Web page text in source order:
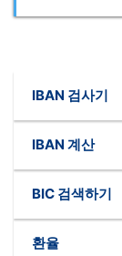
IBAN 검사기
IBAN 계산
BIC 검색하기
환율